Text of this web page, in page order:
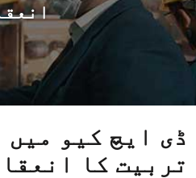
ڈی ایچ کیو میں
تربیت کا